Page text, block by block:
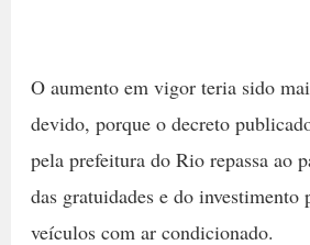
O aumento em vigor teria sido
devido, porque o decreto
pela prefeitura do Rio repassa ao
das gratuidades e do investimento
veículos com ar condicionado.